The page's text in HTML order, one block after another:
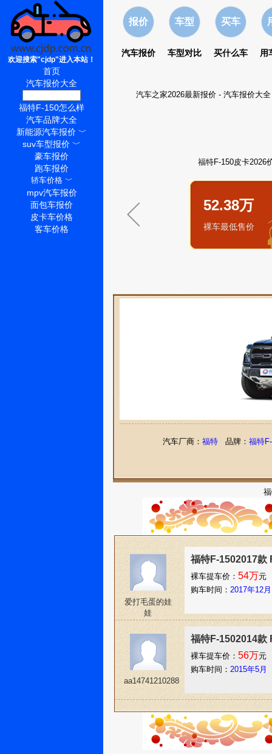
报价
汽车报价
车型
车型对比
买车
买什么车 用
汽车之家2026最新报价 - 汽车报价大全
福特F-150皮卡2026
52.38万
裸车最低售价
汽车厂商： 福特品牌： 福特
爱打毛蛋的娃
娃
福特F-1502017款
裸车提车价： 54万元
购车时间： 2017年12月
aa14741210288
福特F-1502014款
裸车提车价： 56万元
购车时间： 2015年5月
欢迎搜索"cjdp"进入本站！
首页
汽车报价大全
福特F-150怎么样
汽车品牌大全
新能源汽车报价 ﹀
suv车型报价 ﹀
豪车报价
跑车报价
轿车价格﹀
mpv汽车报价
面包车报价
皮卡车价格
客车价格